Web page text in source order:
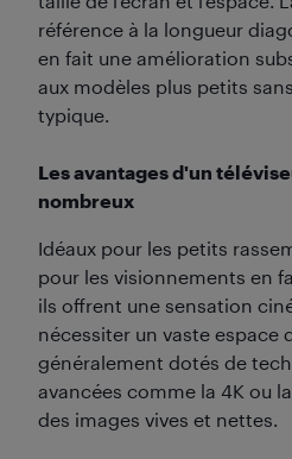
référence à la longueur
en fait une amélioration
aux modèles plus petits
typique.
Les avantages d'un
nombreux
Idéaux pour les petits
pour les visionnements en
ils offrent une sensation
nécessiter un vaste espace
généralement dotés de
avancées comme la 4K ou
des images vives et nettes.